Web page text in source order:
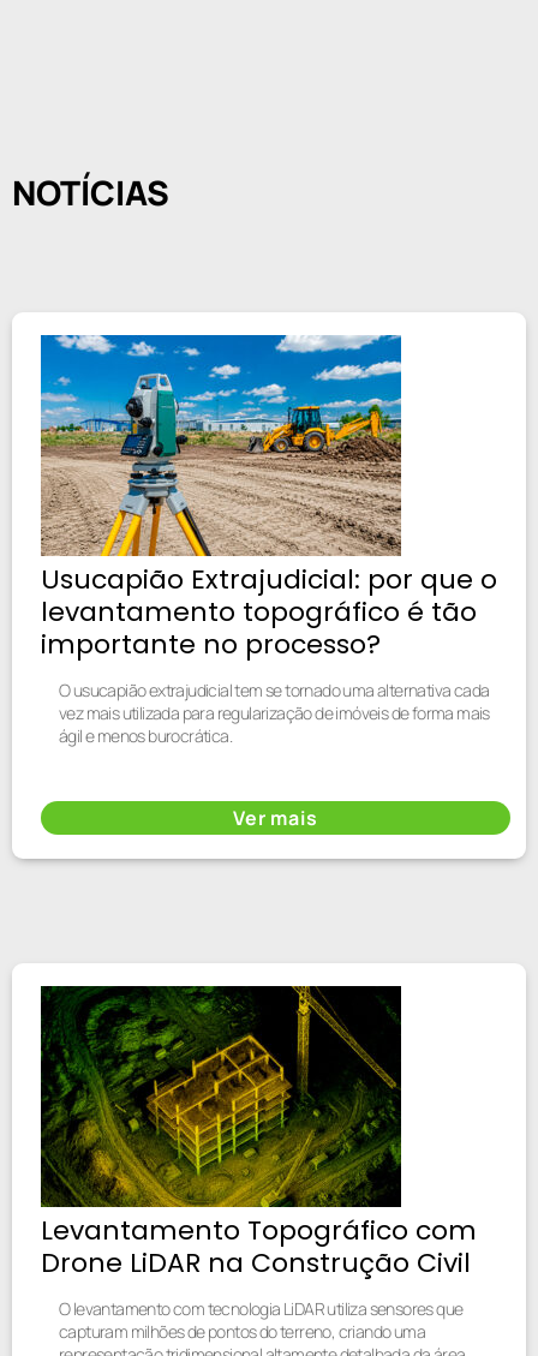
NOTÍCIAS
Usucapião Extrajudicial: por que o
levantamento topográfico é tão
importante no processo?
O usucapião extrajudicial tem se tornado uma alternativa cada
vez mais utilizada para regularização de imóveis de forma mais
ágil e menos burocrática.
Ver mais
Levantamento Topográfico com
Drone LiDAR na Construção Civil
O levantamento com tecnologia LiDAR utiliza sensores que
capturam milhões de pontos do terreno, criando uma